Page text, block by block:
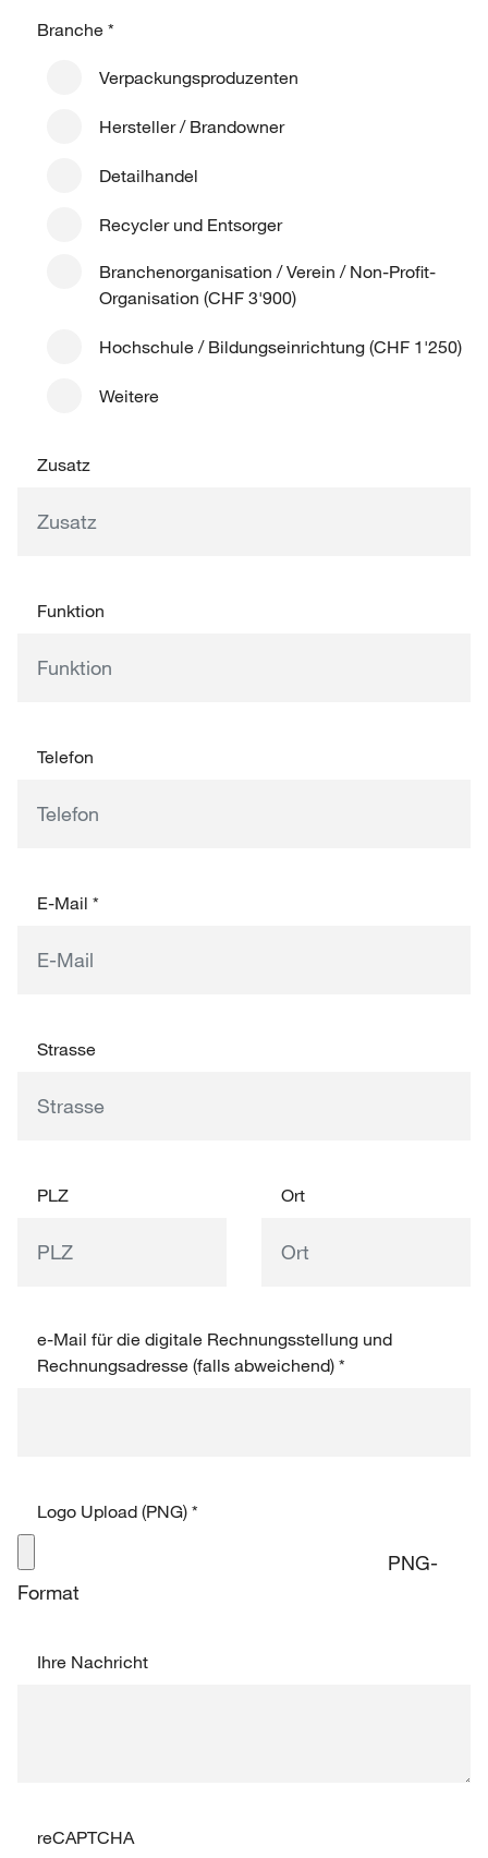
Branche *
Verpackungsproduzenten
Hersteller / Brandowner
Detailhandel
Recycler und Entsorger
Branchenorganisation / Verein / Non-Profit-
Organisation (CHF 3'900)
Hochschule / Bildungseinrichtung (CHF 1'250)
Weitere
Zusatz
Funktion
Telefon
E-Mail *
Strasse
PLZ Ort
e-Mail für die digitale Rechnungsstellung und
Rechnungsadresse (falls abweichend) *
Logo Upload (PNG) *
PNG-
Format
Ihre Nachricht
reCAPTCHA